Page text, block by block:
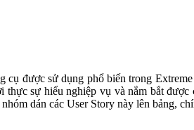
được sử dụng phổ biến trong
thực sự hiểu nghiệp vụ và nắm bắt
dán các User Story này lên bảng,